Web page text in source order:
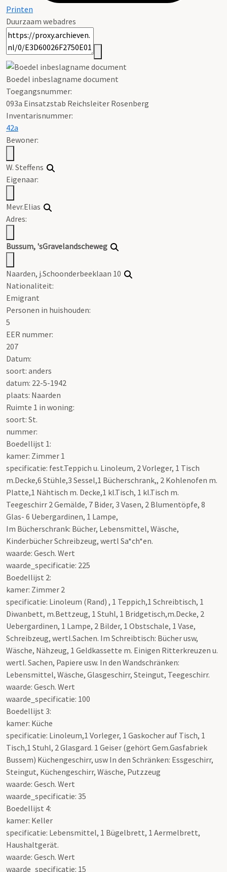
Printen
Duurzaam webadres
Boedel inbeslagname document
Toegangsnummer:
093a Einsatzstab Reichsleiter Rosenberg
Inventarisnummer:
42a
Bewoner:
W. Steffens
Eigenaar:
Mevr.Elias
Adres:
Bussum, 'sGravelandscheweg
Naarden, j.Schoonderbeeklaan 10
Nationaliteit:
Emigrant
Personen in huishouden:
5
EER nummer:
207
Datum:
soort: anders
datum: 22-5-1942
plaats: Naarden
Ruimte 1 in woning:
soort: St.
nummer:
Boedellijst 1:
kamer: Zimmer 1
specificatie: fest.Teppich u. Linoleum, 2 Vorleger, 1 Tisch
m.Decke,6 Stühle,3 Sessel,1 Bücherschrank,, 2 Kohlenofen m.
Platte,1 Nähtisch m. Decke,1 kl.Tisch, 1 kl.Tisch m.
Teegeschirr 2 Gemälde, 7 Bider, 3 Vasen, 2 Blumentöpfe, 8
Glas- 6 Uebergardinen, 1 Lampe,
Im Bücherschrank: Bücher, Lebensmittel, Wäsche,
Kinderbücher Schreibzeug, wertl Sa*ch*en.
waarde: Gesch. Wert
waarde_specificatie: 225
Boedellijst 2:
kamer: Zimmer 2
specificatie: Linoleum (Rand) , 1 Teppich,1 Schreibtisch, 1
Diwanbett, m.Bettzeug, 1 Stuhl, 1 Bridgetisch,m.Decke, 2
Uebergardinen, 1 Lampe, 2 Bilder, 1 Obstschale, 1 Vase,
Schreibzeug, wertl.Sachen. Im Schreibtisch: Bücher usw,
Wäsche, Nähzeug, 1 Geldkassette m. Einigen Ritterkreuzen u.
wertl. Sachen, Papiere usw. In den Wandschränken:
Lebensmittel, Wäsche, Glasgeschirr, Steingut, Teegeschirr.
waarde: Gesch. Wert
waarde_specificatie: 100
Boedellijst 3:
kamer: Küche
specificatie: Linoleum,1 Vorleger, 1 Gaskocher auf Tisch, 1
Tisch,1 Stuhl, 2 Glasgard. 1 Geiser (gehört Gem.Gasfabriek
Bussem) Küchengeschirr, usw In den Schränken: Essgeschirr,
Steingut, Küchengeschirr, Wäsche, Putzzeug
waarde: Gesch. Wert
waarde_specificatie: 35
Boedellijst 4:
kamer: Keller
specificatie: Lebensmittel, 1 Bügelbrett, 1 Aermelbrett,
Haushaltgerät.
waarde: Gesch. Wert
waarde_specificatie: 15